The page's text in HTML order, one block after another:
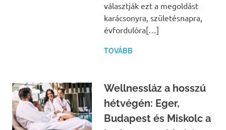
választják ezt a megoldást
karácsonyra, születésnapra,
évfordulóra[…]
TOVÁBB
Wellnessláz a hosszú
hétvégén: Eger,
Budapest és Miskolc a